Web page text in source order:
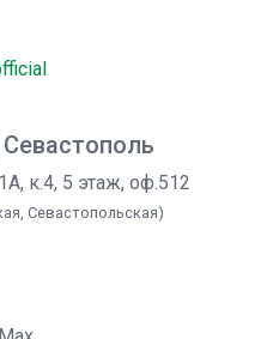
к.4, 5 этаж, оф.512
Севастопольская)